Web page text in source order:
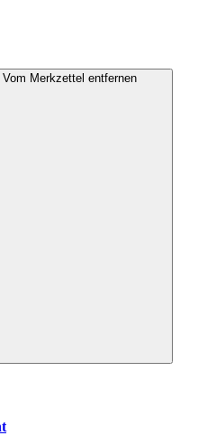
Vom Merkzettel entfernen